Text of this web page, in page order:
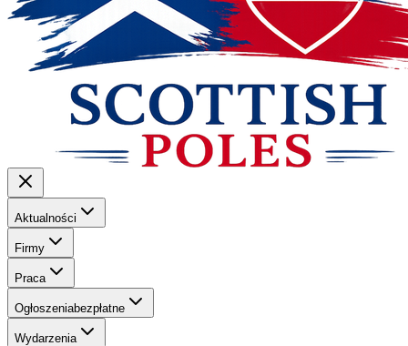
Aktualności
Firmy
Praca
Ogłoszeniabezpłatne
Wydarzenia